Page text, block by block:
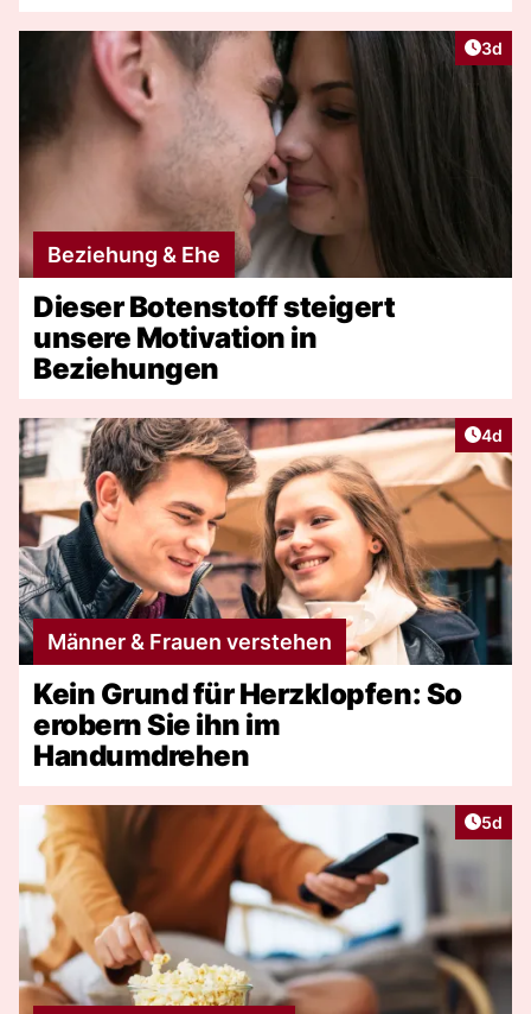
3d
Beziehung & Ehe
Dieser Botenstoff steigert
unsere Motivation in
Beziehungen
4d
Männer & Frauen verstehen
Kein Grund für Herzklopfen: So
erobern Sie ihn im
Handumdrehen
5d